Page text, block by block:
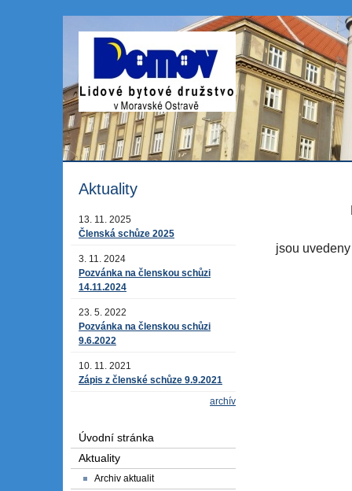
jsou
Aktuality
13. 11. 2025
Členská schůze 2025
3. 11. 2024
Pozvánka na členskou schůzi
14.11.2024
23. 5. 2022
Pozvánka na členskou schůzi
9.6.2022
10. 11. 2021
Zápis z členské schůze 9.9.2021
archív
Úvodní stránka
Aktuality
Archiv aktualit